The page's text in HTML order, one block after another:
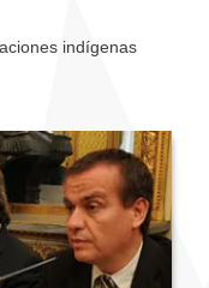
indígenas